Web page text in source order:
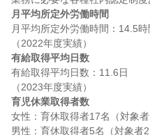
月平均所定外労働時間
月平均所定外労働時間：14.5時
有給取得平均日数
有給取得平均日数：11.6日
育児休業取得者数
女性：育休取得者17名（対象者
男性：育休取得者5名（対象者